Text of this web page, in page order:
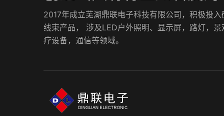
2017年成立芜湖鼎联电子科技有限公司，积极投
线束产品， 涉及LED户外照明、显示屏，路灯，
疗设备，通信等领域。